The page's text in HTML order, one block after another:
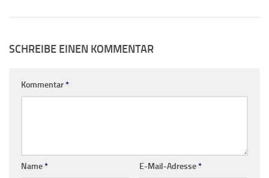
SCHREIBE EINEN KOMMENTAR
Kommentar*
Name* E-Mail-Adresse*